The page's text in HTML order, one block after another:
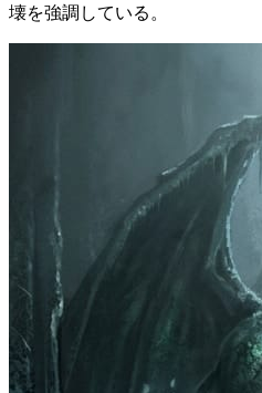
壊を強調している。